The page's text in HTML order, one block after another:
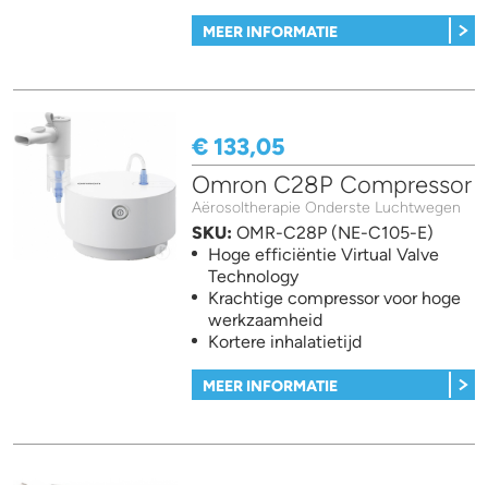
MEER INFORMATIE
€ 133,05
Omron C28P Compressor
Aërosoltherapie Onderste Luchtwegen
SKU:OMR-C28P (NE-C105-E)
Hoge efficiëntie Virtual Valve
Technology
Krachtige compressor voor hoge
werkzaamheid
Kortere inhalatietijd
MEER INFORMATIE